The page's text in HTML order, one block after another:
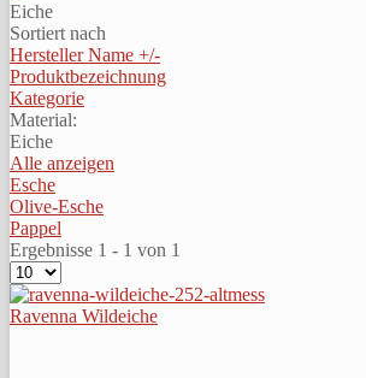
Eiche
Sortiert nach
Hersteller Name +/-
Produktbezeichnung
Kategorie
Material:
Eiche
Alle anzeigen
Esche
Olive-Esche
Pappel
Ergebnisse 1 - 1 von 1
Ravenna Wildeiche